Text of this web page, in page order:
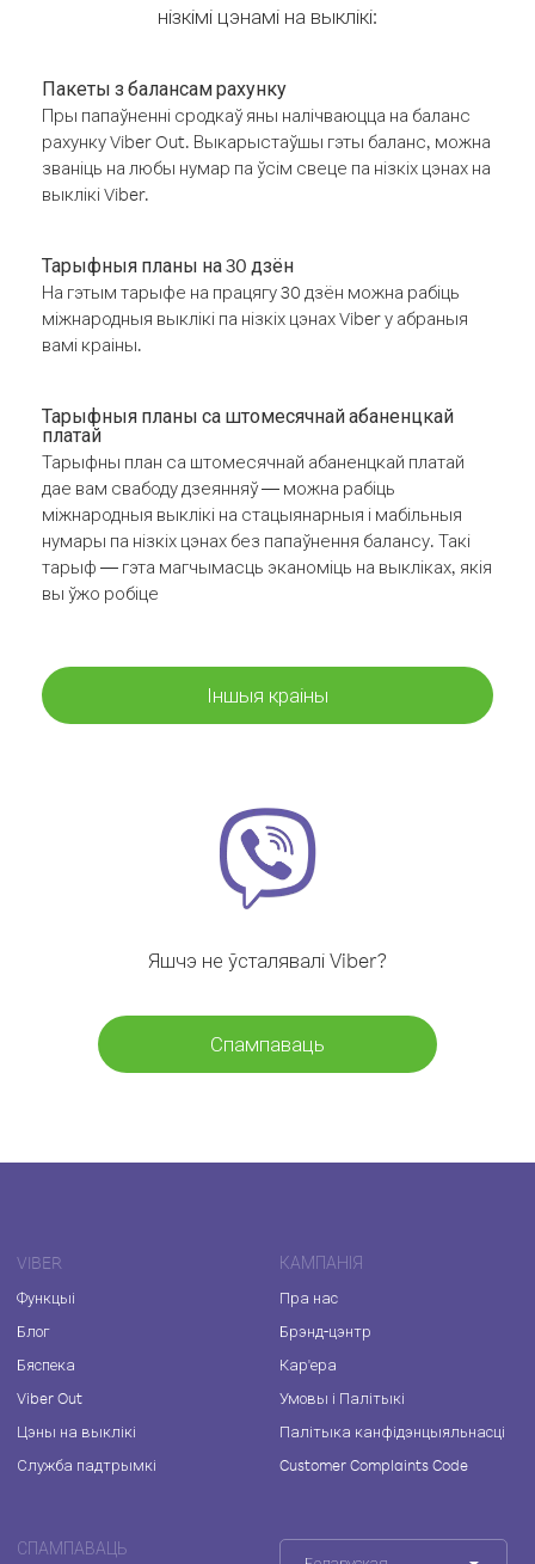
нізкімі цэнамі на выклікі:
Пакеты з балансам рахунку
Пры папаўненні сродкаў яны налічваюцца на баланс
рахунку Viber Out. Выкарыстаўшы гэты баланс, можна
званіць на любы нумар па ўсім свеце па нізкіх цэнах на
выклікі Viber.
Тарыфныя планы на 30 дзён
На гэтым тарыфе на працягу 30 дзён можна рабіць
міжнародныя выклікі па нізкіх цэнах Viber у абраныя
вамі краіны.
Тарыфныя планы са штомесячнай абаненцкай
платай
Тарыфны план са штомесячнай абаненцкай платай
дае вам свабоду дзеянняў — можна рабіць
міжнародныя выклікі на стацыянарныя і мабільныя
нумары па нізкіх цэнах без папаўнення балансу. Такі
тарыф — гэта магчымасць эканоміць на выкліках, якія
вы ўжо робіце
Іншыя краіны
Яшчэ не ўсталявалі Viber?
Спампаваць
VIBER
Функцыі
Блог
Бяспека
Viber Out
Цэны на выклікі
Служба падтрымкі
КАМПАНІЯ
Пра нас
Брэнд-цэнтр
Кар'ера
Умовы і Палітыкі
Палітыка канфідэнцыяльнасці
Customer Complaints Code
СПАМПАВАЦЬ